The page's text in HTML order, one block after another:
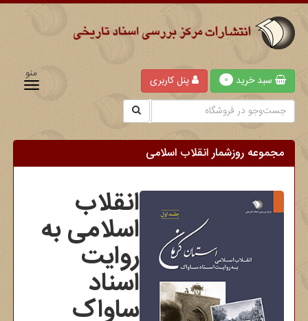
منو سبد خرید 0 پنل کاربری
مجموعه روزشمار انقلاب اسلامی
انقلاب
اسلامی به
روایت
اسناد
ساواک